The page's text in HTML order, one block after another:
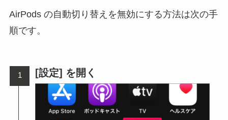
AirPods の自動切り替えを無効にする方法は次の手
順です。
[設定] を開く